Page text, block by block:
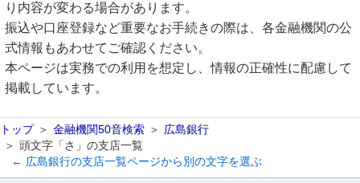
り内容が変わる場合があります。
振込や口座登録など重要なお手続きの際は、各金融機関の公
式情報もあわせてご確認ください。
本ページは実務での利用を想定し、情報の正確性に配慮して
掲載しています。
トップ 金融機関50音検索
広島銀行
頭文字「さ」の支店一覧
← 広島銀行の支店一覧ページから別の文字を選ぶ